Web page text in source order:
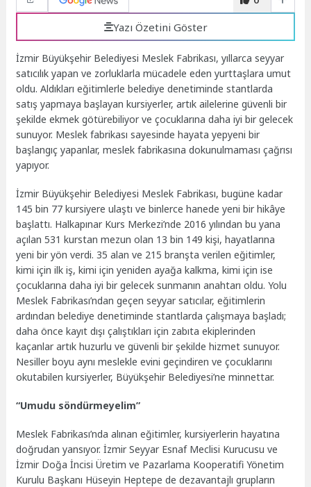
Yazı Özetini Göster
İzmir Büyükşehir Belediyesi Meslek Fabrikası, yıllarca seyyar
satıcılık yapan ve zorluklarla mücadele eden yurttaşlara umut
oldu. Aldıkları eğitimlerle belediye denetiminde stantlarda
satış yapmaya başlayan kursiyerler, artık ailelerine güvenli bir
şekilde ekmek götürebiliyor ve çocuklarına daha iyi bir gelecek
sunuyor. Meslek fabrikası sayesinde hayata yepyeni bir
başlangıç yapanlar, meslek fabrikasına dokunulmaması çağrısı
yapıyor.
İzmir Büyükşehir Belediyesi Meslek Fabrikası, bugüne kadar
145 bin 77 kursiyere ulaştı ve binlerce hanede yeni bir hikâye
başlattı. Halkapınar Kurs Merkezi’nde 2016 yılından bu yana
açılan 531 kurstan mezun olan 13 bin 149 kişi, hayatlarına
yeni bir yön verdi. 35 alan ve 215 branşta verilen eğitimler,
kimi için ilk iş, kimi için yeniden ayağa kalkma, kimi için ise
çocuklarına daha iyi bir gelecek sunmanın anahtarı oldu. Yolu
Meslek Fabrikası’ndan geçen seyyar satıcılar, eğitimlerin
ardından belediye denetiminde stantlarda çalışmaya başladı;
daha önce kayıt dışı çalıştıkları için zabıta ekiplerinden
kaçanlar artık huzurlu ve güvenli bir şekilde hizmet sunuyor.
Nesiller boyu aynı meslekle evini geçindiren ve çocuklarını
okutabilen kursiyerler, Büyükşehir Belediyesi’ne minnettar.
“Umudu söndürmeyelim”
Meslek Fabrikası’nda alınan eğitimler, kursiyerlerin hayatına
doğrudan yansıyor. İzmir Seyyar Esnaf Meclisi Kurucusu ve
İzmir Doğa İncisi Üretim ve Pazarlama Kooperatifi Yönetim
Kurulu Başkanı Hüseyin Heptepe de dezavantajlı grupların